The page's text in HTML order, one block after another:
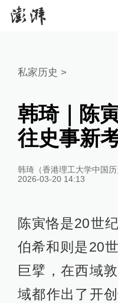
私家历史 >
韩琦｜陈
往史事新
韩琦（香港理工大学中国历
2026-03-20 14:13
陈寅恪是20世
伯希和则是20
巨擘，在西域
域都作出了开